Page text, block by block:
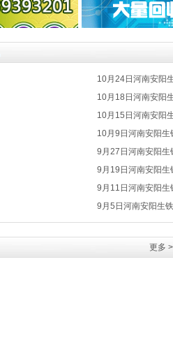
10月24日河南安阳
10月18日河南安阳
10月15日河南安阳
10月9日河南安阳生
9月27日河南安阳生
9月19日河南安阳生
9月11日河南安阳生
9月5日河南安阳生
更多